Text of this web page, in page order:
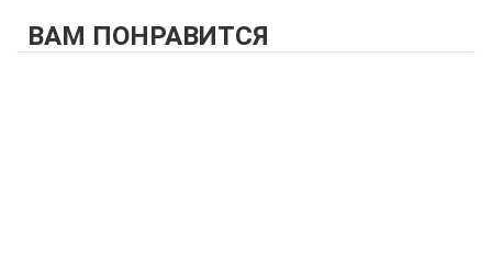
ВАМ ПОНРАВИТСЯ